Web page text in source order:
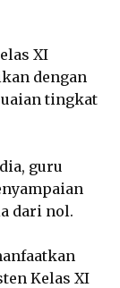
XI
dengan
tingkat
guru
dari nol.
Kelas XI